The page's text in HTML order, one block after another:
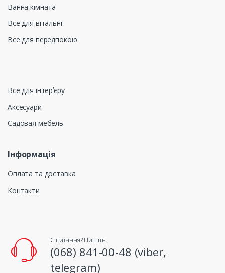
Ванна кімната
Все для вітальні
Все для передпокою
Все для інтерʼєру
Аксесуари
Садовая мебель
Інформація
Оплата та доставка
Контакти
Є питання? Пишіть!
(068) 841-00-48 (viber,
telegram)